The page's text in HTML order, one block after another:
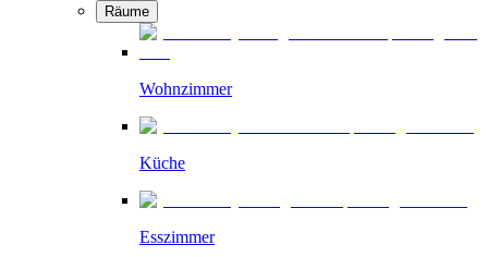
Räume
Wohnzimmer
Küche
Esszimmer